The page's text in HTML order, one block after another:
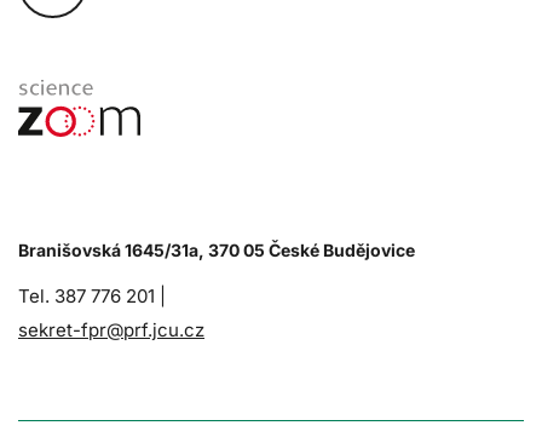
Branišovská 1645/31a, 370 05 České Budějovice
Tel. 387 776 201 |
sekret-fpr@prf.jcu.cz